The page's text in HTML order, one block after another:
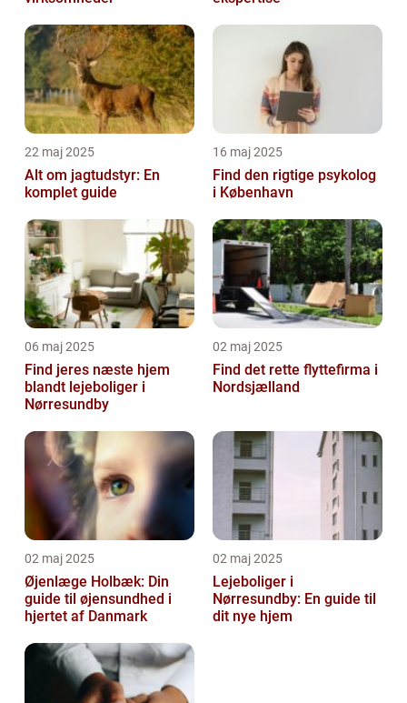
22 maj 2025
Alt om jagtudstyr: En
komplet guide
16 maj 2025
Find den rigtige psykolog
i København
06 maj 2025
Find jeres næste hjem
blandt lejeboliger i
Nørresundby
02 maj 2025
Find det rette flyttefirma i
Nordsjælland
02 maj 2025
Øjenlæge Holbæk: Din
guide til øjensundhed i
hjertet af Danmark
02 maj 2025
Lejeboliger i
Nørresundby: En guide til
dit nye hjem